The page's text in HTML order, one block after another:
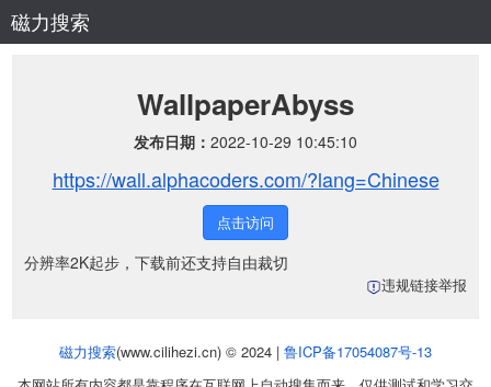
磁力搜索
WallpaperAbyss
发布日期： 2022-10-29 10:45:10
https://wall.alphacoders.com/?lang=Chinese
点击访问
分辨率2K起步，下载前还支持自由裁切
违规链接举报
磁力搜索(www.cilihezi.cn) © 2024 | 鲁ICP备17054087号-13